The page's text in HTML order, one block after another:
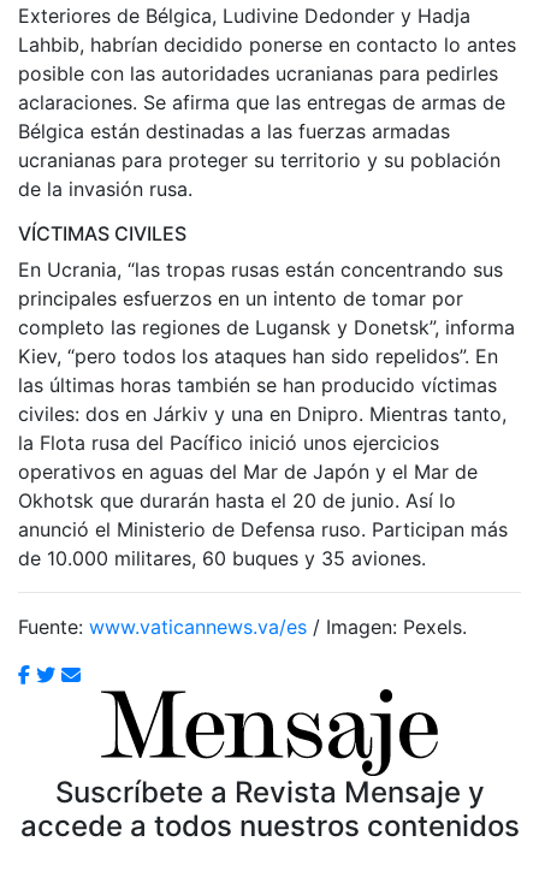
Exteriores de Bélgica, Ludivine Dedonder y Hadja
Lahbib, habrían decidido ponerse en contacto lo antes
posible con las autoridades ucranianas para pedirles
aclaraciones. Se afirma que las entregas de armas de
Bélgica están destinadas a las fuerzas armadas
ucranianas para proteger su territorio y su población
de la invasión rusa.
VÍCTIMAS CIVILES
En Ucrania, “las tropas rusas están concentrando sus
principales esfuerzos en un intento de tomar por
completo las regiones de Lugansk y Donetsk”, informa
Kiev, “pero todos los ataques han sido repelidos”. En
las últimas horas también se han producido víctimas
civiles: dos en Járkiv y una en Dnipro. Mientras tanto,
la Flota rusa del Pacífico inició unos ejercicios
operativos en aguas del Mar de Japón y el Mar de
Okhotsk que durarán hasta el 20 de junio. Así lo
anunció el Ministerio de Defensa ruso. Participan más
de 10.000 militares, 60 buques y 35 aviones.
Fuente: www.vaticannews.va/es / Imagen: Pexels.
Suscríbete a Revista Mensaje y
accede a todos nuestros contenidos